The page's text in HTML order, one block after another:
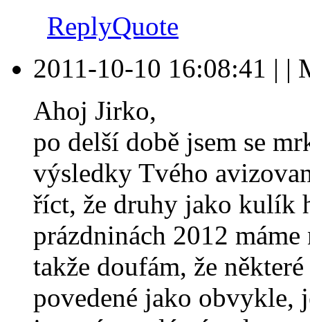
ReplyQuote
2011-10-10 16:08:41 | |
Ahoj Jirko,
po delší době jsem se
výsledky Tvého
říct, že druhy jako kulík
prázdninách 2012
takže doufám, že
povedené jako obvykle,